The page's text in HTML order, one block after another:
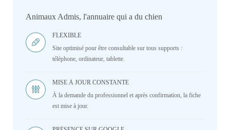
Animaux Admis, l'annuaire qui a du chien
FLEXIBLE
Site optimisé pour être consultable sur tous supports :
téléphone, ordinateur, tablette.
MISE À JOUR CONSTANTE
À la demande du professionnel et après confirmation, la fiche
est mise à jour.